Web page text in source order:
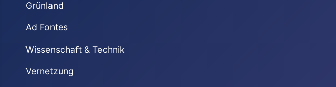
Grünland
Ad Fontes
Wissenschaft & Technik
Vernetzung